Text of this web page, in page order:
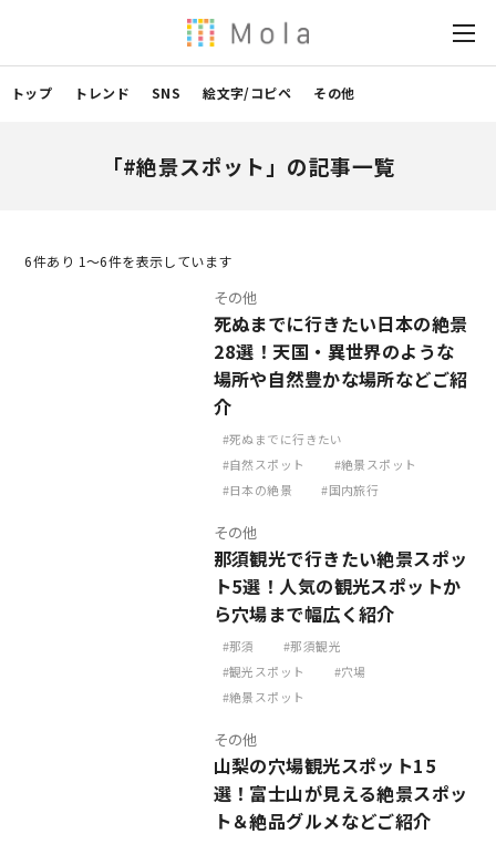
トップ トレンド SNS 絵文字/コピペ その他
「#絶景スポット」の記事一覧
6件あり 1〜6件を表示しています
その他
死ぬまでに行きたい日本の絶景
28選！天国・異世界のような
場所や自然豊かな場所などご紹
介
死ぬまでに行きたい
自然スポット
絶景スポット
日本の絶景
国内旅行
その他
那須観光で行きたい絶景スポッ
ト5選！人気の観光スポットか
ら穴場まで幅広く紹介
那須
那須観光
観光スポット
穴場
絶景スポット
その他
山梨の穴場観光スポット15
選！富士山が見える絶景スポッ
ト＆絶品グルメなどご紹介